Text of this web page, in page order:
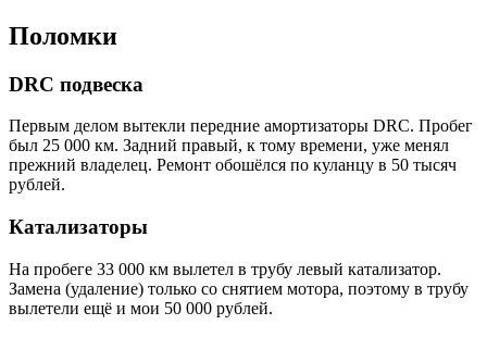
Поломки
DRC подвеска
Первым делом вытекли передние амортизаторы DRC. Пробег
был 25 000 км. Задний правый, к тому времени, уже менял
прежний владелец. Ремонт обошёлся по куланцу в 50 тысяч
рублей.
Катализаторы
На пробеге 33 000 км вылетел в трубу левый катализатор.
Замена (удаление) только со снятием мотора, поэтому в трубу
вылетели ещё и мои 50 000 рублей.